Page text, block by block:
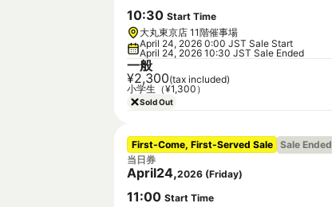
10:30 Start Time
大丸東京店 11階催事場
April 24, 2026 0:00 JST Sale Start
April 24, 2026 10:30 JST Sale Ended
一般
¥2,300(tax included)
小学生（¥1,300）
Sold Out
First-Come, First-Served Sale Sale Ended
当日券
April24,2026 (Friday)
11:00 Start Time